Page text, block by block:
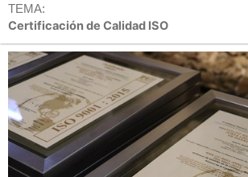
TEMA:
Certificación de Calidad ISO